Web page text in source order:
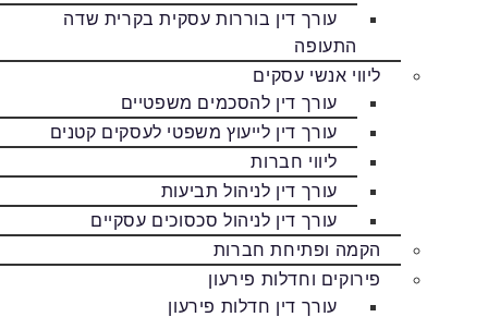
עורך דין בוררות עסקית בקרית שדה
התעופה
ליווי אנשי עסקים
עורך דין להסכמים משפטיים
עורך דין לייעוץ משפטי לעסקים קטנים
ליווי חברות
עורך דין לניהול תביעות
עורך דין לניהול סכסוכים עסקיים
הקמה ופתיחת חברות
פירוקים וחדלות פירעון
עורך דין חדלות פירעון